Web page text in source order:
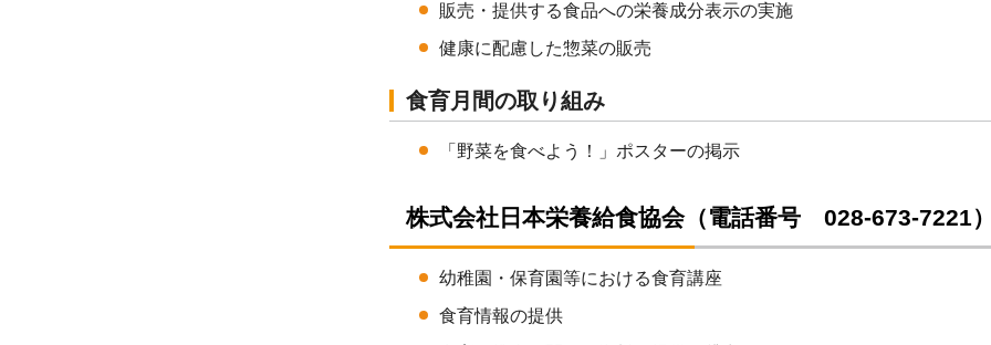
販売・提供する食品への栄養成分表示の実施
健康に配慮した惣菜の販売
食育月間の取り組み
「野菜を食べよう！」ポスターの掲示
株式会社日本栄養給食協会（電話番号 028-673-7221
幼稚園・保育園等における食育講座
食育情報の提供